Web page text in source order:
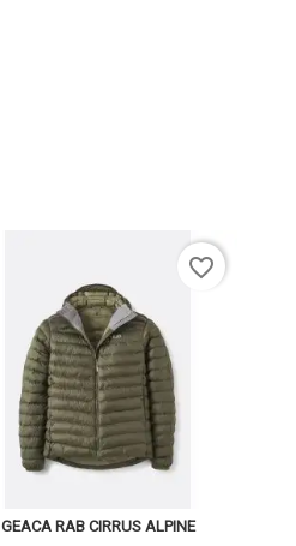
GEACA RAB CIRRUS ALPINE
favorite_border